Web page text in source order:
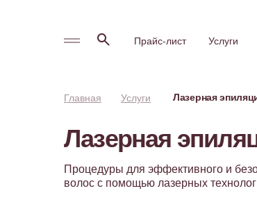
Услуги
Прайс-лист
Услуги Лазерная
Главная
Лазерная
Процедуры для эффективного и
волос с помощью лазерных